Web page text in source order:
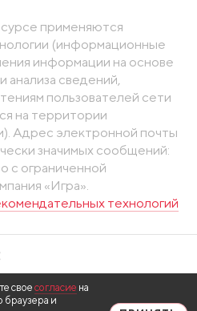
применяются
(информационные
информации на основе
анализа сведений,
пользователей сети
на территории
Адрес электронной почты
значимых сообщений:
с ограниченной
«Игра».
технологий
свое согласие на
браузера и